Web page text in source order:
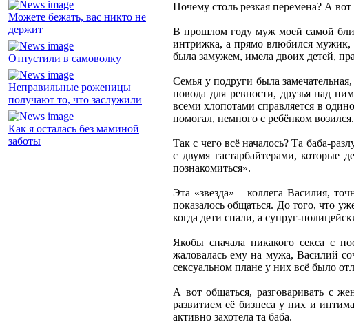
Можете бежать, вас никто не
держит
Отпустили в самоволку
Неправильные роженицы
получают то, что заслужили
Как я осталась без маминой
заботы
Почему столь резкая перемена? А
В прошлом году муж моей самой
интрижка, а прямо влюбился мужик,
была замужем, имела двоих детей,
Семья у подруги была
повода для ревности, друзья над
всеми хлопотами справляется в
помогал, немного с ребёнком
Так с чего всё началось? Та баба-
с двумя гастарбайтерами,
познакомиться».
Эта «звезда» – коллега Василия,
показалось общаться. До того, что
когда дети спали, а супруг-
Якобы сначала никакого секса с
жаловалась ему на мужа, Василий
сексуальном плане у них всё было
А вот общаться, разговаривать с
развитием её бизнеса у них и
активно захотела та баба.